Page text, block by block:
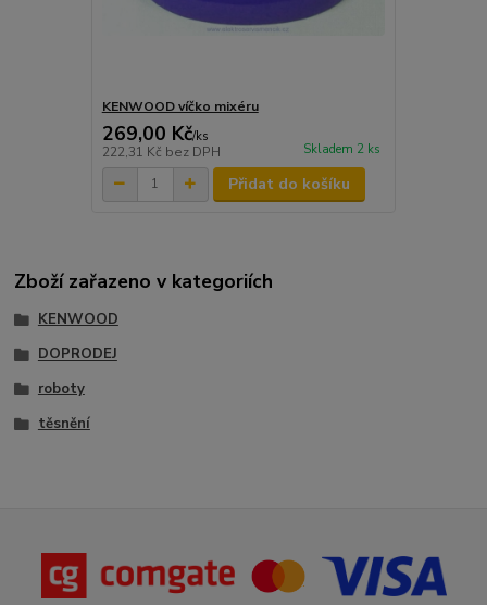
KENWOOD víčko mixéru
269,00 Kč/ks
222,31 Kč bez DPH Skladem 2 ks
Přidat do košíku
Zboží zařazeno v kategoriích
KENWOOD
DOPRODEJ
roboty
těsnění